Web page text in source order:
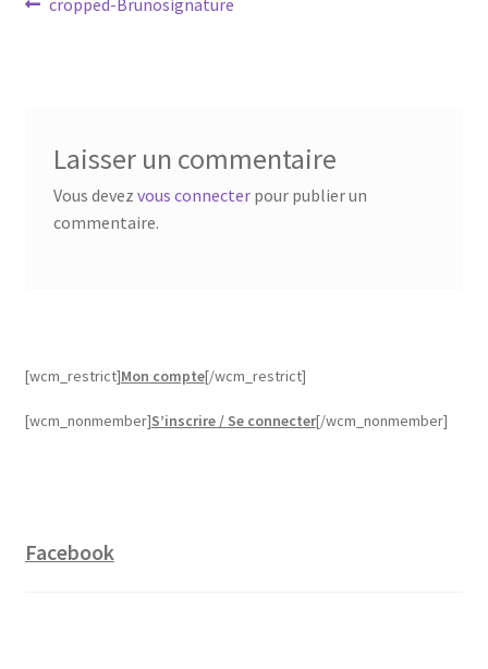
Navigation
Laisser un commentaire
Vous devez vous connecterpour publier un
commentaire.
[wcm_restrict]Mon compte[/wcm_restrict]
[wcm_nonmember]S’inscrire / Se connecter[/wcm_nonmember]
Facebook